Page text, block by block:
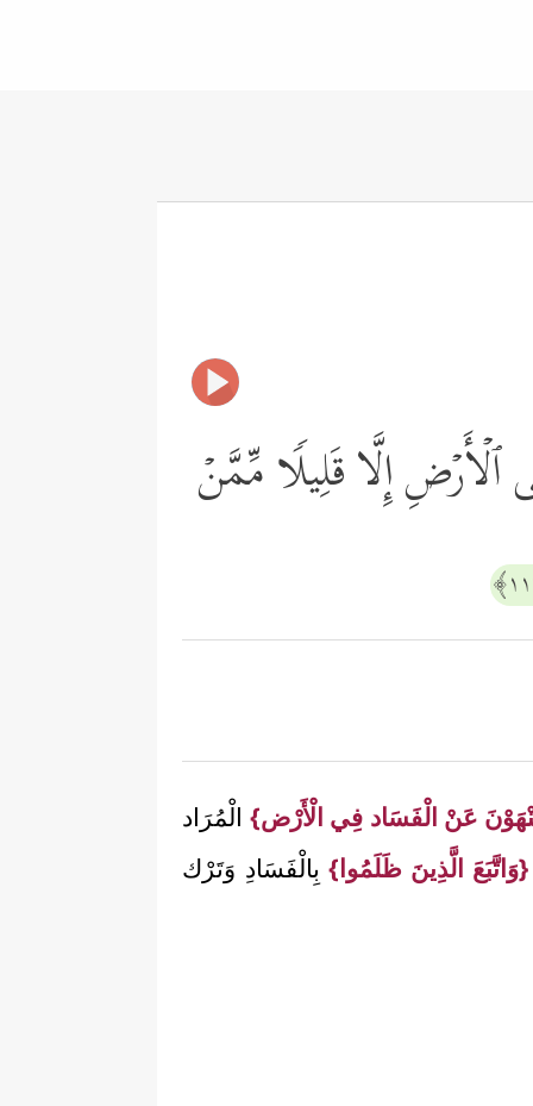
ٱلۡأَرۡضِ إِلَّا قَلِیلࣰا مِّمَّنۡ
عَنْ الْفَسَاد فِي الْأَرْض}الْمُرَاد
{وَاتَّبَعَ الَّذِينَ ظَلَمُوا}بِالْفَسَادِ وَتَرْك